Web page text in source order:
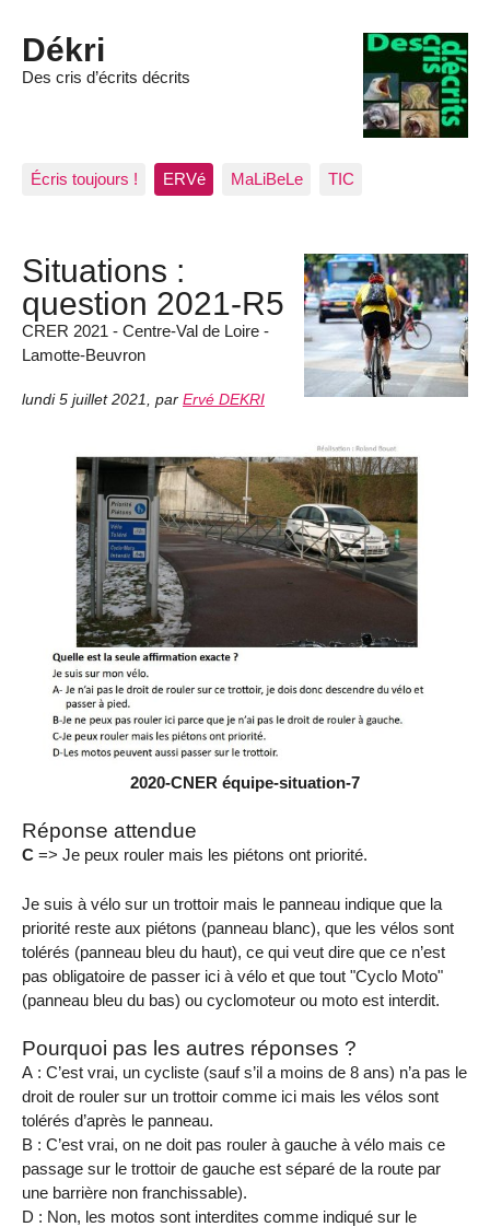
Dékri
Des cris d’écrits décrits
Écris toujours ! ERVé MaLiBeLe TIC
Situations :
question 2021-R5
CRER 2021 - Centre-Val de Loire -
Lamotte-Beuvron
lundi 5 juillet 2021, par Ervé DEKRI
2020-CNER équipe-situation-7
Réponse attendue
C => Je peux rouler mais les piétons ont priorité.
Je suis à vélo sur un trottoir mais le panneau indique que la
priorité reste aux piétons (panneau blanc), que les vélos sont
tolérés (panneau bleu du haut), ce qui veut dire que ce n’est
pas obligatoire de passer ici à vélo et que tout "Cyclo Moto"
(panneau bleu du bas) ou cyclomoteur ou moto est interdit.
Pourquoi pas les autres réponses ?
A : C’est vrai, un cycliste (sauf s’il a moins de 8 ans) n’a pas le
droit de rouler sur un trottoir comme ici mais les vélos sont
tolérés d’après le panneau.
B : C’est vrai, on ne doit pas rouler à gauche à vélo mais ce
passage sur le trottoir de gauche est séparé de la route par
une barrière non franchissable).
D : Non, les motos sont interdites comme indiqué sur le